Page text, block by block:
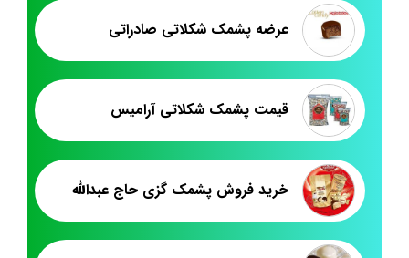
عرضه پشمک شکلاتی صادراتی
قیمت پشمک شکلاتی آرامیس
خرید فروش پشمک گزی حاج عبدالله